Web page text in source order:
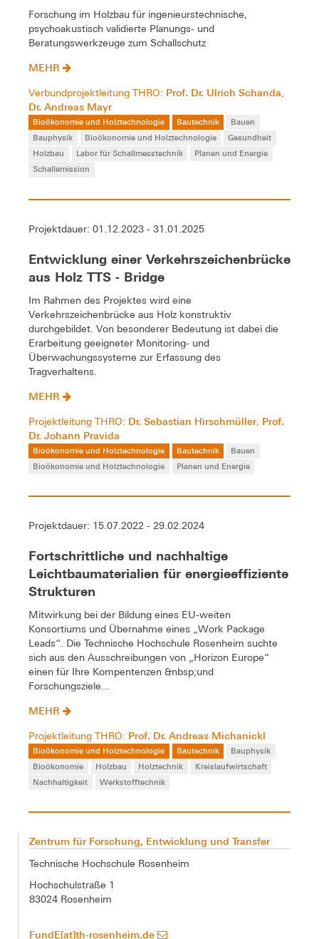
Forschung im Holzbau für ingenieurstechnische,
psychoakustisch validierte Planungs- und
Beratungswerkzeuge zum Schallschutz
MEHR
Verbundprojektleitung THRO: Prof. Dr. Ulrich Schanda,
Dr. Andreas Mayr
Bioökonomie und Holztechnologie Bautechnik
Bauen
Bauphysik
Bioökonomie und Holztechnologie
Gesundheit
Holzbau
Labor für Schallmesstechnik
Planen und Energie
Schallemission
Projektdauer: 01.12.2023 - 31.01.2025
Entwicklung einer Verkehrszeichenbrücke
aus Holz TTS - Bridge
Im Rahmen des Projektes wird eine
Verkehrszeichenbrücke aus Holz konstruktiv
durchgebildet. Von besonderer Bedeutung ist dabei die
Erarbeitung geeigneter Monitoring- und
Überwachungssysteme zur Erfassung des
Tragverhaltens.
MEHR
Projektleitung THRO: Dr. Sebastian Hirschmüller, Prof.
Dr. Johann Pravida
Bioökonomie und Holztechnologie Bautechnik
Bauen
Bioökonomie und Holztechnologie
Planen und Energie
Projektdauer: 15.07.2022 - 29.02.2024
Fortschrittliche und nachhaltige
Leichtbaumaterialien für energieeffiziente
Strukturen
Mitwirkung bei der Bildung eines EU-weiten
Konsortiums und Übernahme eines „Work Package
Leads“. Die Technische Hochschule Rosenheim suchte
sich aus den Ausschreibungen von „Horizon Europe“
einen für Ihre Kompentenzen &nbsp;und
Forschungsziele...
MEHR
Projektleitung THRO: Prof. Dr. Andreas Michanickl
Bioökonomie und Holztechnologie Bautechnik
Bauphysik
Bioökonomie
Holzbau Holztechnik
Kreislaufwirtschaft
Nachhaltigkeit
Werkstofftechnik
Zentrum für Forschung, Entwicklung und Transfer
Technische Hochschule Rosenheim
Hochschulstraße 1
83024 Rosenheim
FundE[at]th-rosenheim.de